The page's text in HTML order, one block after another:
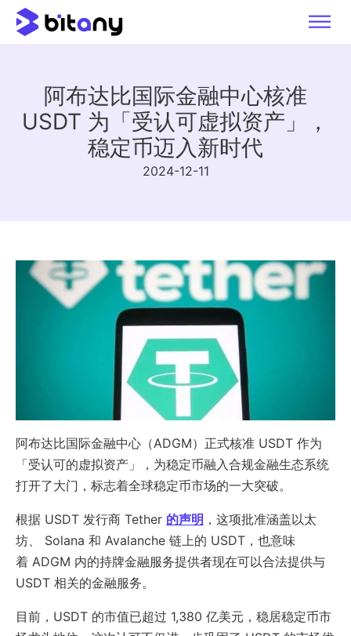
阿布达比国际金融中心核准
USDT 为「受认可虚拟资产」，
稳定币迈入新时代
2024-12-11
阿布达比国际金融中心（ADGM）正式核准 USDT 作为
「受认可的虚拟资产」，为稳定币融入合规金融生态系统
打开了大门，标志着全球稳定币市场的一大突破。
根据 USDT 发行商 Tether 的声明 ，这项批准涵盖以太
坊、 Solana 和 Avalanche 链上的 USDT，也意味
着 ADGM 内的持牌金融服务提供者现在可以合法提供与
USDT 相关的金融服务。
目前，USDT 的市值已超过 1,380 亿美元，稳居稳定币市